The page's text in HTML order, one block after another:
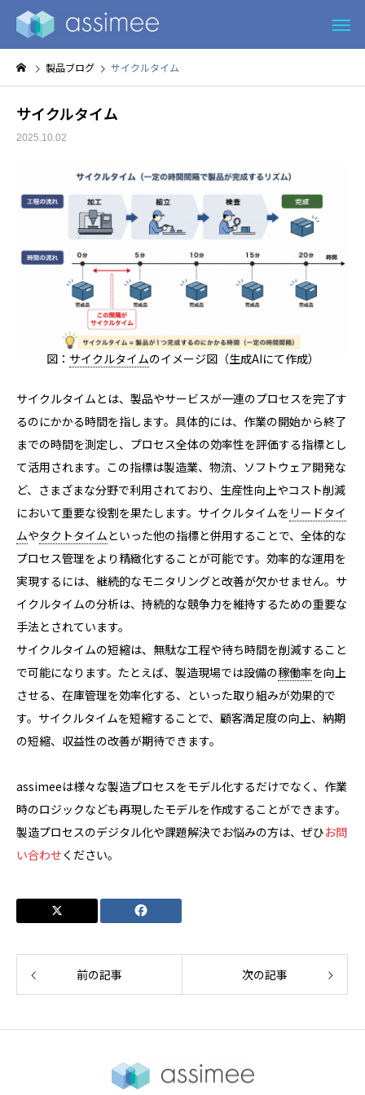
製品ブログ サイクルタイム
サイクルタイム
2025.10.02
図： サイクルタイムのイメージ図（生成AIにて作成）
サイクルタイムとは、製品やサービスが一連のプロセスを完了す
るのにかかる時間を指します。具体的には、作業の開始から終了
までの時間を測定し、プロセス全体の効率性を評価する指標とし
て活用されます。この指標は製造業、物流、ソフトウェア開発な
ど、さまざまな分野で利用されており、生産性向上やコスト削減
において重要な役割を果たします。サイクルタイムを リードタイ
ムやタクトタイムといった他の指標と併用することで、全体的な
プロセス管理をより精緻化することが可能です。効率的な運用を
実現するには、継続的なモニタリングと改善が欠かせません。サ
イクルタイムの分析は、持続的な競争力を維持するための重要な
手法とされています。
サイクルタイムの短縮は、無駄な工程や待ち時間を削減すること
で可能になります。たとえば、製造現場では設備の稼働率を向上
させる、在庫管理を効率化する、といった取り組みが効果的で
す。サイクルタイムを短縮することで、顧客満足度の向上、納期
の短縮、収益性の改善が期待できます。
assimeeは様々な製造プロセスをモデル化するだけでなく、作業
時のロジックなども再現したモデルを作成することができます。
製造プロセスのデジタル化や課題解決でお悩みの方は、ぜひお問
い合わせ ください。
前の記事 次の記事